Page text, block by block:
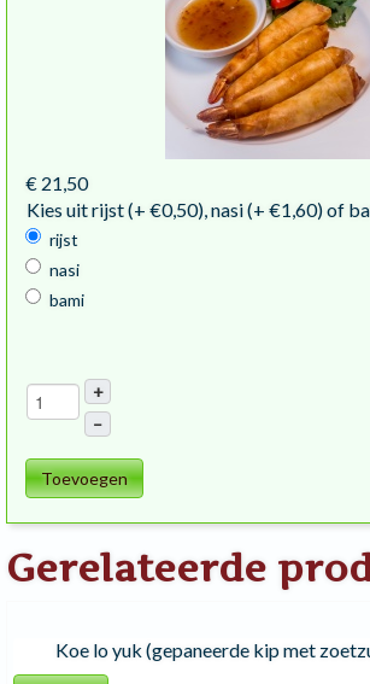
€ 21,50
Kies uit rijst (+ €0,50), nasi (+ €1,60) of
rijst
nasi
bami
+
–
Toevoegen
Gerelateerde
Koe lo yuk (gepaneerde kip met